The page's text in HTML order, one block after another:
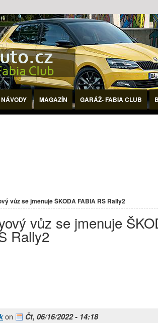
NÁVODY MAGAZÍN GARÁŽ- FABIA CLUB
vůz se jmenuje ŠKODA FABIA RS Rally2
vůz se jmenuje
Rally2
on Čt, 06/16/2022 - 14:18